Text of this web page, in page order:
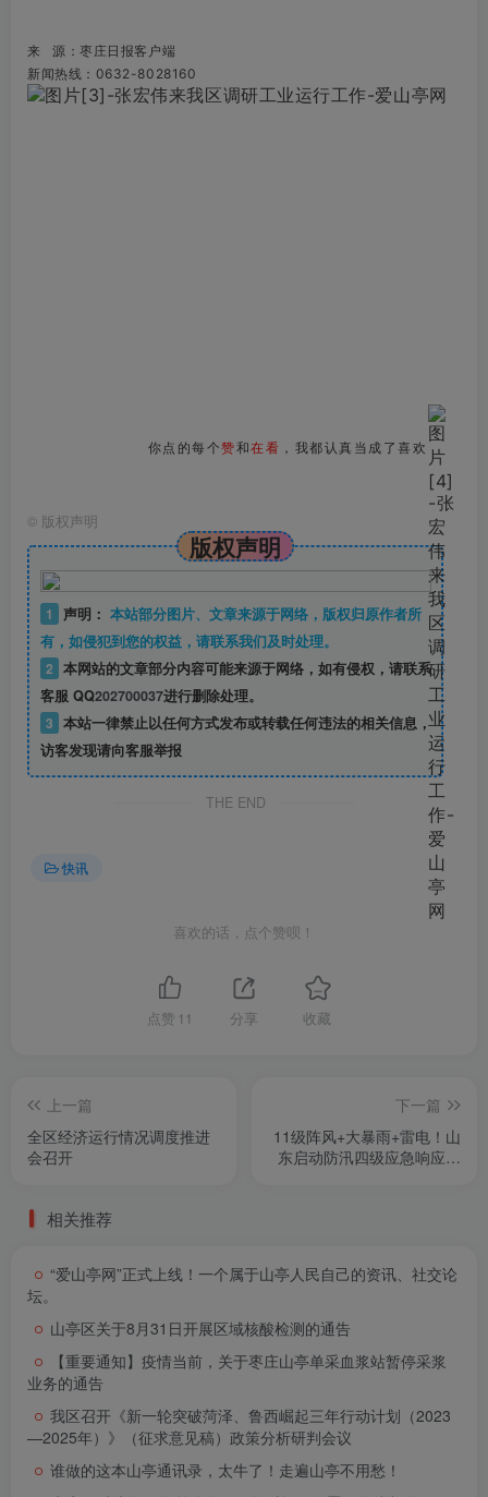
来 源：枣庄日报客户端
新闻热线：0632-8028160
你点的每个赞和在看 ，我都认真当成了喜欢
© 版权声明
版权声明
1 声明： 本站部分图片、文章来源于网络，版权归原作者所
有，如侵犯到您的权益，请联系我们及时处理。
2 本网站的文章部分内容可能来源于网络，如有侵权，请联系
客服 QQ202700037进行删除处理。
3 本站一律禁止以任何方式发布或转载任何违法的相关信息，
访客发现请向客服举报
THE END
快讯
喜欢的话，点个赞呗！
点赞 11 分享 收藏
上一篇
全区经济运行情况调度推进
会召开
下一篇
11级阵风+大暴雨+雷电！山
东启动防汛四级应急响应！
相关推荐
“爱山亭网”正式上线！一个属于山亭人民自己的资讯、社交论
坛。
山亭区关于8月31日开展区域核酸检测的通告
【重要通知】疫情当前，关于枣庄山亭单采血浆站暂停采浆
业务的通告
我区召开《新一轮突破菏泽、鲁西崛起三年行动计划（2023
—2025年）》（征求意见稿）政策分析研判会议
谁做的这本山亭通讯录，太牛了！走遍山亭不用愁！